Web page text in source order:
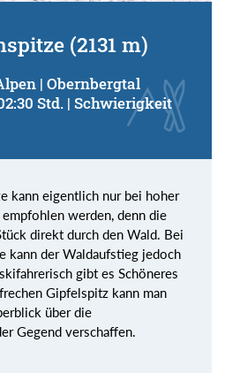
(2131 m)
| Obernbergtal
Std. | Schwierigkeit
kann eigentlich nur bei hoher
werden, denn die
direkt durch den Wald. Bei
kann der Waldaufstieg jedoch
gibt es Schöneres
Gipfelspitz kann man
über die
Gegend verschaffen.